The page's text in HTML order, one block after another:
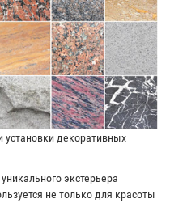
декоративных
экстерьера
не только для красоты